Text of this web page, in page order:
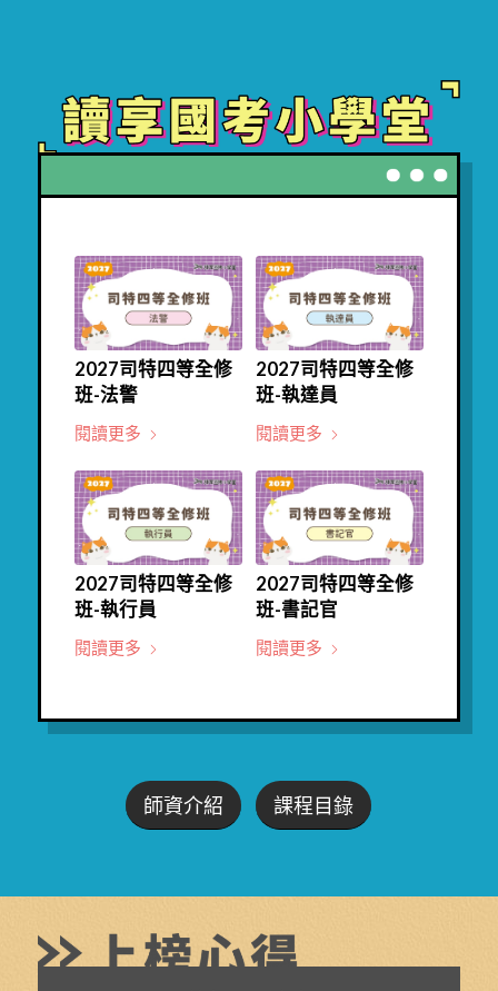
2027司特四等全修
班-法警
閱讀更多
2027司特四等全修
班-執達員
閱讀更多
2027司特四等全修
班-執行員
閱讀更多
2027司特四等全修
班-書記官
閱讀更多
師資介紹 課程目錄